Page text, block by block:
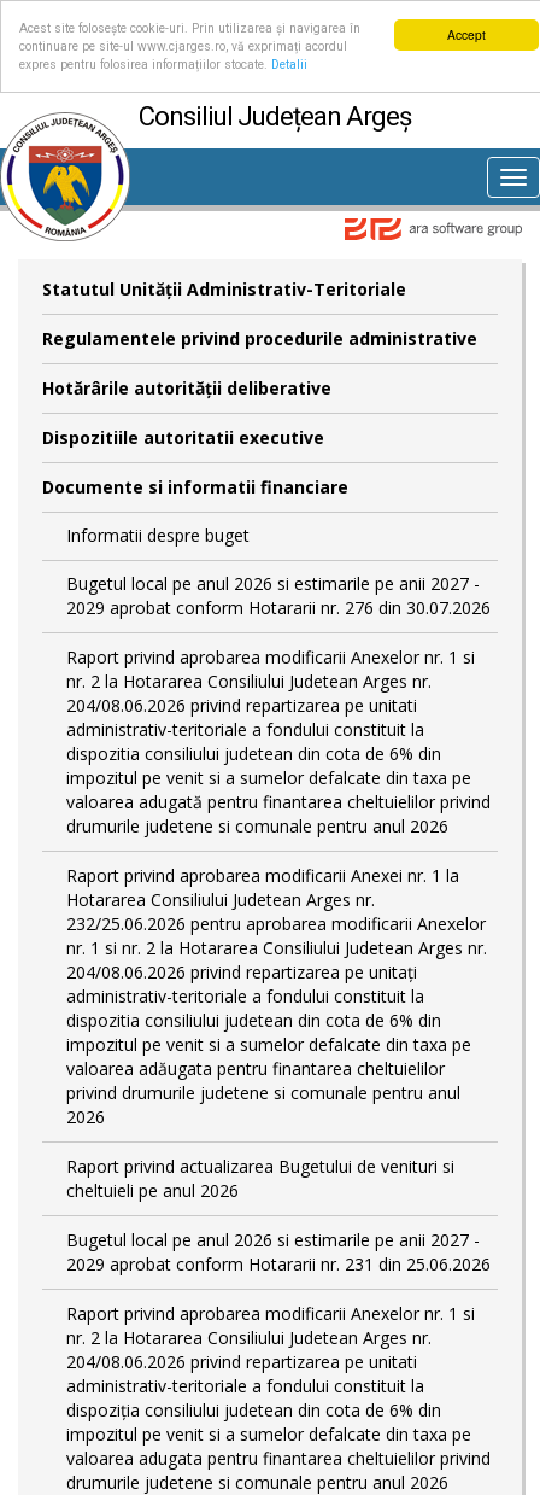
Accept
Acest site folosește cookie-uri. Prin utilizarea și navigarea în
continuare pe site-ul www.cjarges.ro, vă exprimați acordul
expres pentru folosirea informațiilor stocate.
Detalii
Consiliul Județean Argeș
Statutul Unităţii Administrativ-Teritoriale
Regulamentele privind procedurile administrative
Hotărârile autorităţii deliberative
Dispozitiile autoritatii executive
Documente si informatii financiare
Informatii despre buget
Bugetul local pe anul 2026 si estimarile pe anii 2027 -
2029 aprobat conform Hotararii nr. 276 din 30.07.2026
Raport privind aprobarea modificarii Anexelor nr. 1 si
nr. 2 la Hotararea Consiliului Judetean Arges nr.
204/08.06.2026 privind repartizarea pe unitati
administrativ-teritoriale a fondului constituit la
dispozitia consiliului judetean din cota de 6% din
impozitul pe venit si a sumelor defalcate din taxa pe
valoarea adugată pentru finantarea cheltuielilor privind
drumurile judetene si comunale pentru anul 2026
Raport privind aprobarea modificarii Anexei nr. 1 la
Hotararea Consiliului Judetean Arges nr.
232/25.06.2026 pentru aprobarea modificarii Anexelor
nr. 1 si nr. 2 la Hotararea Consiliului Judetean Arges nr.
204/08.06.2026 privind repartizarea pe unitați
administrativ-teritoriale a fondului constituit la
dispozitia consiliului judetean din cota de 6% din
impozitul pe venit si a sumelor defalcate din taxa pe
valoarea adăugata pentru finantarea cheltuielilor
privind drumurile judetene si comunale pentru anul
2026
Raport privind actualizarea Bugetului de venituri si
cheltuieli pe anul 2026
Bugetul local pe anul 2026 si estimarile pe anii 2027 -
2029 aprobat conform Hotararii nr. 231 din 25.06.2026
Raport privind aprobarea modificarii Anexelor nr. 1 si
nr. 2 la Hotararea Consiliului Judetean Arges nr.
204/08.06.2026 privind repartizarea pe unitati
administrativ-teritoriale a fondului constituit la
dispoziția consiliului judetean din cota de 6% din
impozitul pe venit si a sumelor defalcate din taxa pe
valoarea adugata pentru finantarea cheltuielilor privind
drumurile judetene si comunale pentru anul 2026